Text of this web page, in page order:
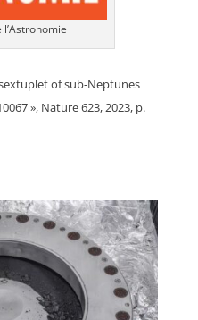
l’Astronomie
of sub-Neptunes
», Nature 623, 2023, p.